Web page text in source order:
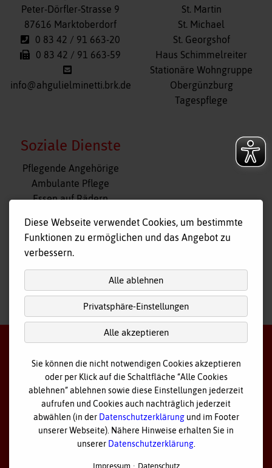
Peter-Dörfler-Strasse 9
87616 Marktoberdorf
0 83 42 / 91 663-20
0 83 42 / 91 663-59
info@ahgulielminetti.brk.de
St. Martin
St. Michael
St. Georgshof
Haus Schimmelreiter
Stationäre Wohngruppe
Obergünzburg
Tagespflege
Soziale Dienste
Navigation
überspringen
Pflegende Angehörige
Ambulante Pflege
Essen auf Rädern
Tagespflege
Hausnotruf
nach oben
2026 Bayerisches Rotes Kreuz - Kreisverband Ostallgäu
Datenschutz
Cookie Einstellungen
Diese Webseite verwendet Cookies, um bestimmte
Funktionen zu ermöglichen und das Angebot zu
verbessern.
Alle ablehnen
Privatsphäre-Einstellungen
Alle akzeptieren
Sie können die nicht notwendigen Cookies akzeptieren
oder per Klick auf die Schaltfläche “Alle Cookies
ablehnen” ablehnen sowie diese Einstellungen jederzeit
aufrufen und Cookies auch nachträglich jederzeit
abwählen (in der Datenschutzerklärungund im Footer
unserer Webseite). Nähere Hinweise erhalten Sie in
unserer Datenschutzerklärung.
Impressum Datenschutz